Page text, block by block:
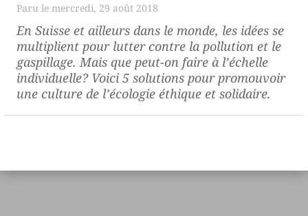
mercredi, 29 août 2018
En Suisse et ailleurs dans le monde, les idées se
multiplient pour lutter contre la pollution et le
gaspillage. Mais que peut-on faire à l’échelle
individuelle? Voici 5 solutions pour promouvoir
une culture de l’écologie éthique et solidaire.